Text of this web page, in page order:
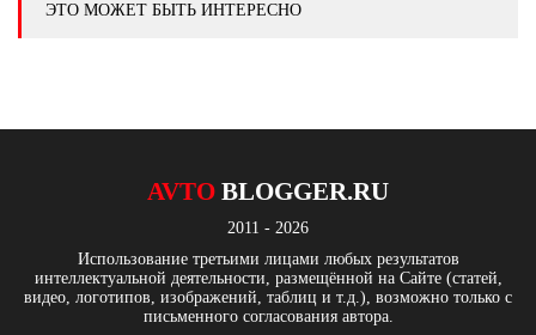
ЭТО МОЖЕТ БЫТЬ ИНТЕРЕСНО
AVTO BLOGGER.RU
2011 - 2026
Использование третьими лицами любых результатов
интеллектуальной деятельности, размещённой на Сайте (статей,
видео, логотипов, изображений, таблиц и т.д.), возможно только с
письменного согласования автора.